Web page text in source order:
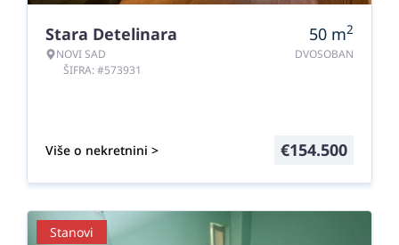
Stara Detelinara
NOVI SAD
ŠIFRA: #573931
50 m2
DVOSOBAN
Više o nekretnini > €154.500
Stanovi